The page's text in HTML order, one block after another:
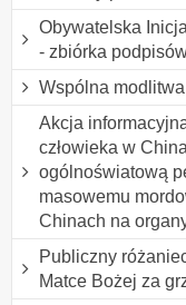
Obywatelska
- zbiórka
Wspólna
Akcja
człowieka w
ogólnoświatową
masowemu
Chinach na
Publiczny
Matce Bożej za